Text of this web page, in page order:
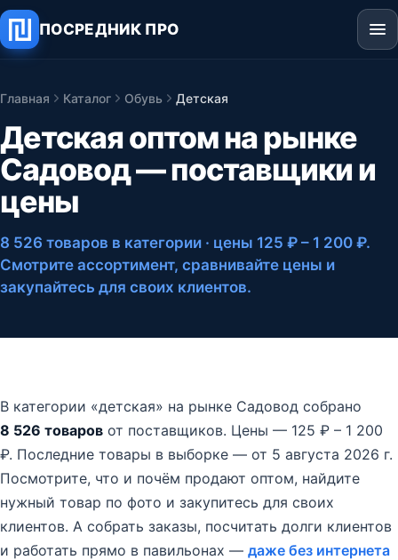
ПОСРЕДНИК ПРО
Главная Каталог Обувь Детская
Детская оптом на рынке
Садовод — поставщики и
цены
8 526 товаров в категории · цены 125 ₽ – 1 200 ₽.
Смотрите ассортимент, сравнивайте цены и
закупайтесь для своих клиентов.
В категории «детская» на рынке Садовод собрано
8 526 товаров от поставщиков. Цены — 125 ₽ – 1 200
₽. Последние товары в выборке — от 5 августа 2026 г.
Посмотрите, что и почём продают оптом, найдите
нужный товар по фото и закупитесь для своих
клиентов. А собрать заказы, посчитать долги клиентов
и работать прямо в павильонах — даже без интернета